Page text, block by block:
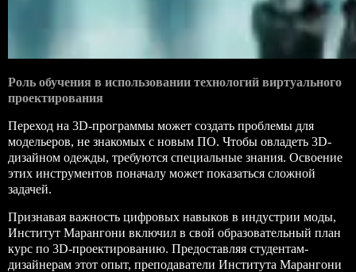
Роль обучения в использовании технологий виртуального
проектирования
Переход на 3D-программы может создать проблемы для
модельеров, не знакомых с новым ПО. Чтобы овладеть 3D-
дизайном одежды, требуются специальные знания. Освоение
этих инструментов поначалу может показаться сложной
задачей.
Признавая важность цифровых навыков в индустрии моды,
Институт Марангони включил в свой образовательный план
курс по 3D-проектированию. Предоставляя студентам-
дизайнерам этот опыт, преподаватели Института Марангони